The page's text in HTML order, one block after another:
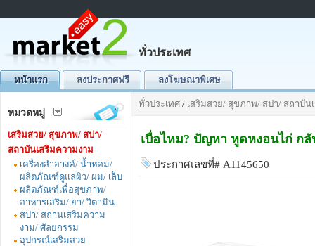
ทั่วประเทศ
หน้าแรก ลงประกาศฟรี ลงโฆษณาพิเศษ
หมวดหมู่
เสริมสวย/ สุขภาพ/ สปา/
สถาบันเสริมความงาม
เครื่องสำอางค์/ น้ำหอม/
ผลิตภัณฑ์ดูแลผิว/ ผม/ เล็บ
ผลิตภัณฑ์เพื่อสุขภาพ/
อาหารเสริม/ ยา/ วิตามิน
สปา/ สถานเสริมความ
งาม/ ศัลยกรรม
อุปกรณ์เสริมสวย
ทั่วประเทศ / เสริมสวย/ สุขภาพ/ สปา/ สถาบัน
เบื่อไหม? ปัญหา หูดหงอนไก่ ก
ประกาศเลขที่# A1145650